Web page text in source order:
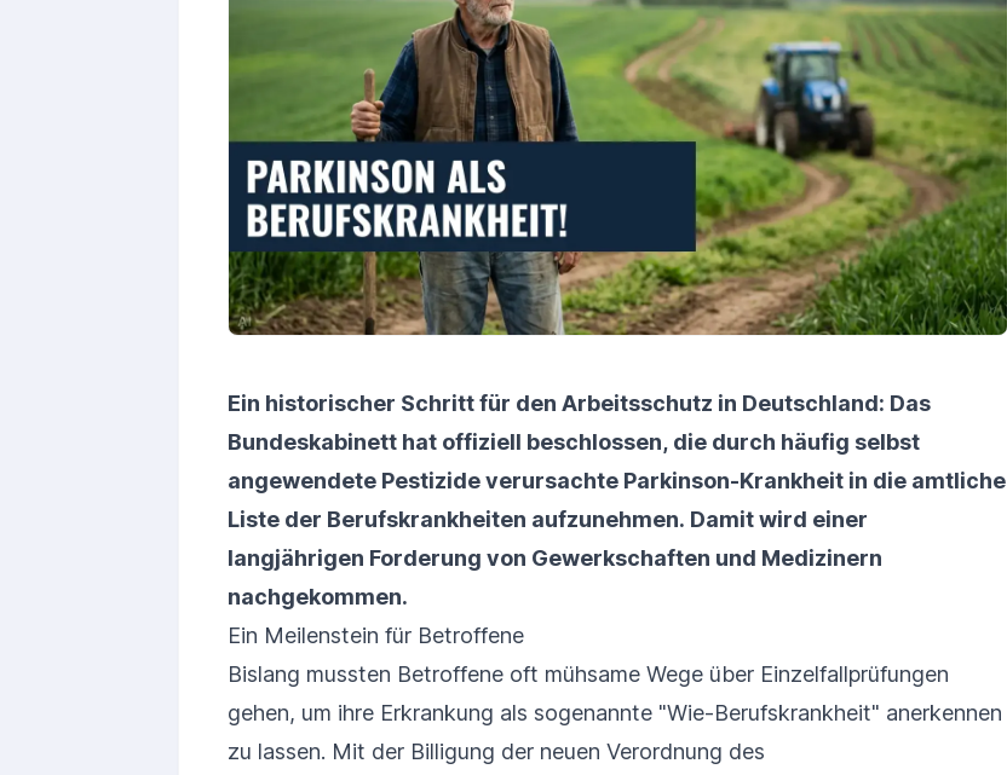
Ein historischer Schritt für den Arbeitsschutz in Deutschland: Das
Bundeskabinett hat offiziell beschlossen, die durch häufig selbst
angewendete Pestizide verursachte Parkinson-Krankheit in die amtliche
Liste der Berufskrankheiten aufzunehmen. Damit wird einer
langjährigen Forderung von Gewerkschaften und Medizinern
nachgekommen.
Ein Meilenstein für Betroffene
Bislang mussten Betroffene oft mühsame Wege über Einzelfallprüfungen
gehen, um ihre Erkrankung als sogenannte "Wie-Berufskrankheit" anerkennen
zu lassen. Mit der Billigung der neuen Verordnung des